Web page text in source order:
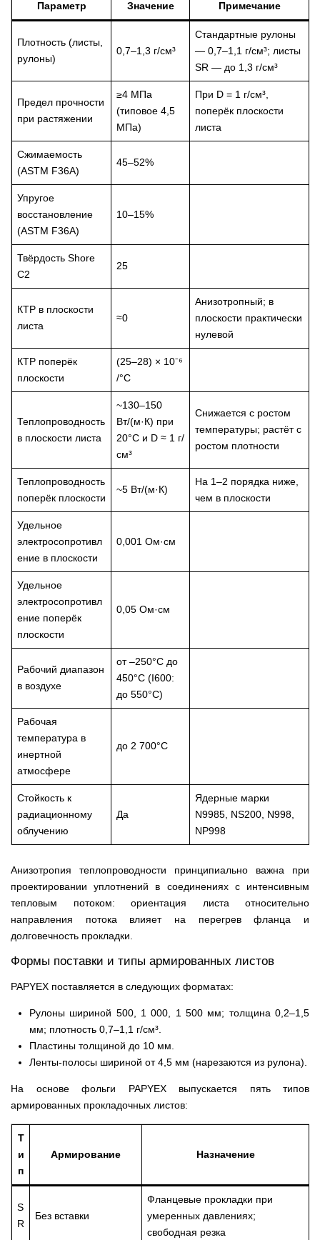
Параметр Значение Примечание
Плотность (листы,
рулоны)
0,7–1,3 г/см³
Стандартные рулоны
— 0,7–1,1 г/см³; листы
SR — до 1,3 г/см³
Предел прочности
при растяжении
≥4 МПа
(типовое 4,5
МПа)
При D = 1 г/см³,
поперёк плоскости
листа
Сжимаемость
(ASTM F36A)
45–52%
Упругое
восстановление
(ASTM F36A)
10–15%
Твёрдость Shore
C2
25
КТР в плоскости
листа
≈0
Анизотропный; в
плоскости практически
нулевой
КТР поперёк
плоскости
(25–28) × 10⁻⁶
/°C
Теплопроводность
в плоскости листа
~130–150
Вт/(м·К) при
20°C и D ≈ 1 г/
см³
Снижается с ростом
температуры; растёт с
ростом плотности
Теплопроводность
поперёк плоскости
~5 Вт/(м·К)
На 1–2 порядка ниже,
чем в плоскости
Удельное
электросопротивл
ение в плоскости
0,001 Ом·см
Удельное
электросопротивл
ение поперёк
плоскости
0,05 Ом·см
Рабочий диапазон
в воздухе
от –250°C до
450°C (I600:
до 550°C)
Рабочая
температура в
инертной
атмосфере
до 2 700°C
Стойкость к
радиационному
облучению
Да
Ядерные марки
N9985, NS200, N998,
NP998
Анизотропия теплопроводности принципиально важна при
проектировании уплотнений в соединениях с интенсивным
тепловым потоком: ориентация листа относительно
направления потока влияет на перегрев фланца и
долговечность прокладки.
Формы поставки и типы армированных листов
PAPYEX поставляется в следующих форматах:
Рулоны шириной 500, 1 000, 1 500 мм; толщина 0,2–1,5
мм; плотность 0,7–1,1 г/см³.
Пластины толщиной до 10 мм.
Ленты-полосы шириной от 4,5 мм (нарезаются из рулона).
На основе фольги PAPYEX выпускается пять типов
армированных прокладочных листов:
Т
и
п
Армирование Назначение
S
R
Без вставки
Фланцевые прокладки при
умеренных давлениях;
свободная резка